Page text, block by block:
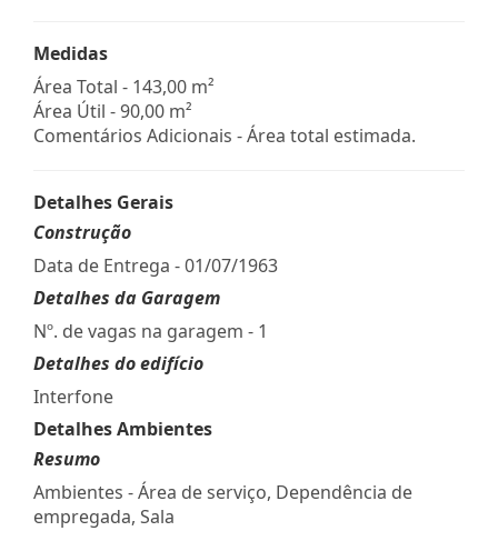
Medidas
Área Total - 143,00 m²
Área Útil - 90,00 m²
Comentários Adicionais - Área total estimada.
Detalhes Gerais
Construção
Data de Entrega - 01/07/1963
Detalhes da Garagem
Nº. de vagas na garagem - 1
Detalhes do edifício
Interfone
Detalhes Ambientes
Resumo
Ambientes - Área de serviço, Dependência de
empregada, Sala